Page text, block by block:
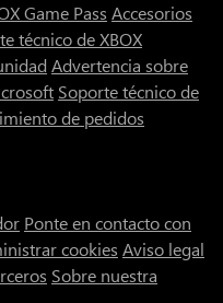
Game Pass Accesorios
técnico de XBOX
Advertencia sobre
Soporte técnico de
de pedidos
Ponte en contacto con
cookies Aviso legal
Sobre nuestra